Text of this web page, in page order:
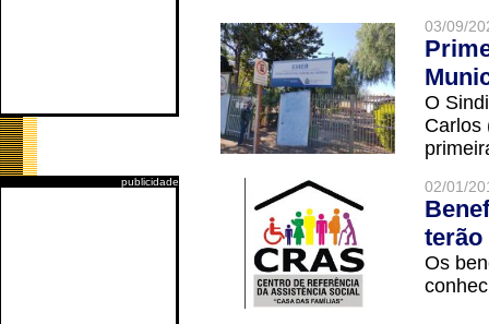
publicidade
03/09/
O
Carlos
02/01/
terão
Os